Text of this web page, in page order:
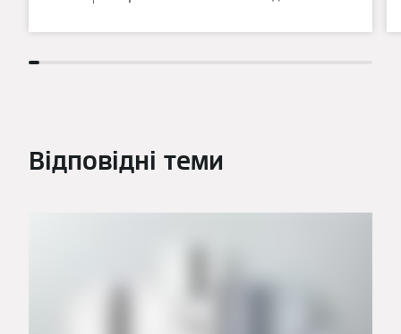
Відповідні теми